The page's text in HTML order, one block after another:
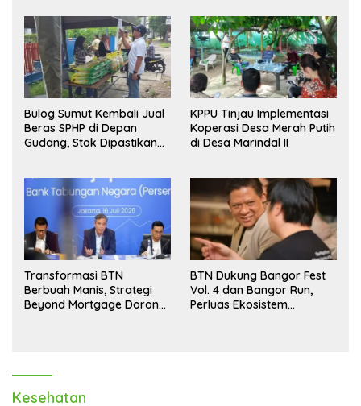
Bulog Sumut Kembali Jual
Beras SPHP di Depan
Gudang, Stok Dipastikan
KPPU Tinjau Implementasi
Koperasi Desa Merah Putih
di Desa Marindal II
Transformasi BTN
Berbuah Manis, Strategi
Beyond Mortgage Dorong
BTN Dukung Bangor Fest
Vol. 4 dan Bangor Run,
Perluas Ekosistem
Kesehatan